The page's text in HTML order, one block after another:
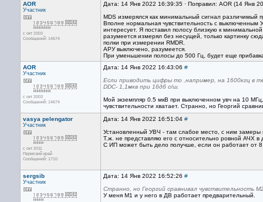
AOR
Участник
с окт 2003
Сообщений: 14674
Дата: 14 Янв 2022 16:39:35 · Поправил: AOR (14 Янв
MDS измерялся как минимальный сигнал различимый
Вполне нормальная чувствительность с
интересует. Я поставил полосу близкую к
разумеется измерял без несущей, только картинку
полки при измерении RMDR.
АРУ выключено, разумеется.
При уменьшении полосы до 500 Гц, будет еще
AOR
Участник
с окт 2003
Сообщений: 14674
Дата: 14 Янв 2022 16:43:06 #
Если приводить цифры то ,например, на 1600кгц в
DDC- 1,1мкв при 16дб с/ш.
Мой экземпляр 0.5 мкВ при выключенном увч на 10
чувствительности хватает. Странно, но Георгий
vasya pelengator
Участник
с окт 2011
Пермский край
Сообщений: 1710
Дата: 14 Янв 2022 16:51:04 #
Установленный УВЧ - там слабое место, с ним замеры
Т.ж. не представляю его с относительно ровной АЧХ
С ИП может быть дело получше, если он работает от
sergsib
Участник
Дата: 14 Янв 2022 16:52:26 #
Странно, но Георгий сравнивал чувствительность
У меня М1 и у него в ДВ работает предварительный.